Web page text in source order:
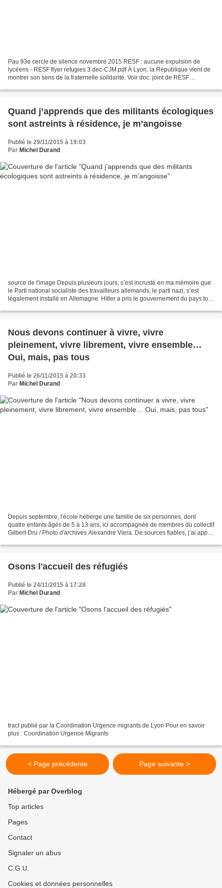
Pau 93e cercle de silence novembre 2015 RESF : aucune expulsion de
lycéens - RESF flyer refugies 3 dec-CJM.pdf À Lyon, la République vient de
montrer son sens de la fraternelle solidarité. Voir doc. joint de RESF
Quand j’apprends que des militants écologiques
sont astreints à résidence, je m’angoisse
Publié le 29/11/2015 à 19:03
Par Michel Durand
source de l'image Depuis plusieurs jours, s’est incrusté en ma mémoire que
le Parti national socialiste des travailleurs allemands, le parti nazi, s’est
légalement installé en Allemagne. Hitler a pris le gouvernement du pays tout
Nous devons continuer à vivre, vivre
pleinement, vivre librement, vivre ensemble…
Oui, mais, pas tous
Publié le 26/11/2015 à 20:33
Par Michel Durand
Depuis septembre, l'école héberge une famille de six personnes, dont
quatre enfants âgés de 5 à 13 ans, ici accompagnée de membres du collectif
Gilbert-Dru / Photo d'archives Alexandre Viera. De sources fiables, j’ai appris
Osons l'accueil des réfugiés
Publié le 24/11/2015 à 17:28
Par Michel Durand
tract publié par la Coordination Urgence migrants de Lyon Pour en savoir
plus : Coordination Urgence Migrants
< Page précédente Page suivante >
Hébergé par Overblog
Top articles
Pages
Contact
Signaler un abus
C.G.U.
Cookies et données personnelles